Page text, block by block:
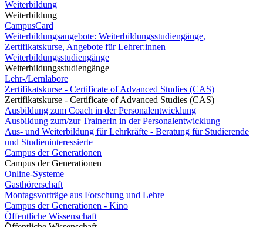
Weiterbildung
Weiterbildung
CampusCard
Weiterbildungsangebote: Weiterbildungsstudiengänge,
Zertifikatskurse, Angebote für Lehrer:innen
Weiterbildungsstudiengänge
Weiterbildungsstudiengänge
Lehr-/Lernlabore
Zertifikatskurse - Certificate of Advanced Studies (CAS)
Zertifikatskurse - Certificate of Advanced Studies (CAS)
Ausbildung zum Coach in der Personalentwicklung
Ausbildung zum/zur TrainerIn in der Personalentwicklung
Aus- und Weiterbildung für Lehrkräfte - Beratung für Studierende
und Studieninteressierte
Campus der Generationen
Campus der Generationen
Online-Systeme
Gasthörerschaft
Montagsvorträge aus Forschung und Lehre
Campus der Generationen - Kino
Öffentliche Wissenschaft